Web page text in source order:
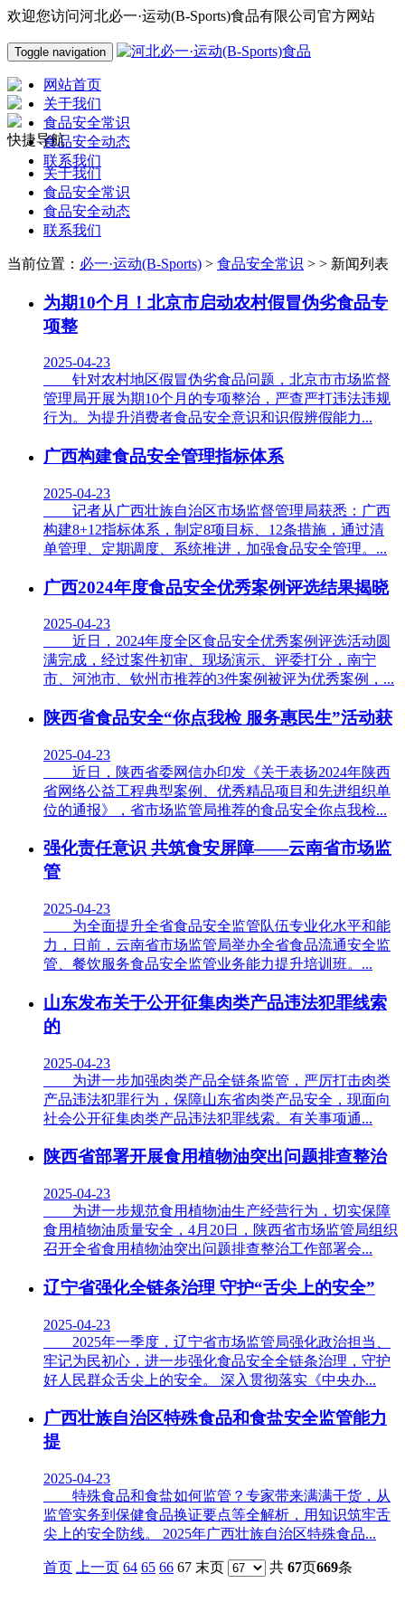
欢迎您访问河北必一·运动(B-Sports)食品有限公司官方网站
Toggle navigation
网站首页
关于我们
食品安全常识
食品安全动态
联系我们
快捷导航
关于我们
食品安全常识
食品安全动态
联系我们
当前位置： 必一·运动(B-Sports) > 食品安全常识 > > 新闻列表
为期10个月！北京市启动农村假冒伪劣食品专
项整
2025-04-23
针对农村地区假冒伪劣食品问题，北京市市场监督
管理局开展为期10个月的专项整治，严查严打违法违规
行为。为提升消费者食品安全意识和识假辨假能力...
广西构建食品安全管理指标体系
2025-04-23
记者从广西壮族自治区市场监督管理局获悉：广西
构建8+12指标体系，制定8项目标、12条措施，通过清
单管理、定期调度、系统推进，加强食品安全管理。...
广西2024年度食品安全优秀案例评选结果揭晓
2025-04-23
近日，2024年度全区食品安全优秀案例评选活动圆
满完成，经过案件初审、现场演示、评委打分，南宁
市、河池市、钦州市推荐的3件案例被评为优秀案例，...
陕西省食品安全“你点我检 服务惠民生”活动获
2025-04-23
近日，陕西省委网信办印发《关于表扬2024年陕西
省网络公益工程典型案例、优秀精品项目和先进组织单
位的通报》，省市场监管局推荐的食品安全你点我检...
强化责任意识 共筑食安屏障——云南省市场监
管
2025-04-23
为全面提升全省食品安全监管队伍专业化水平和能
力，日前，云南省市场监管局举办全省食品流通安全监
管、餐饮服务食品安全监管业务能力提升培训班。...
山东发布关于公开征集肉类产品违法犯罪线索
的
2025-04-23
为进一步加强肉类产品全链条监管，严厉打击肉类
产品违法犯罪行为，保障山东省肉类产品安全，现面向
社会公开征集肉类产品违法犯罪线索。有关事项通...
陕西省部署开展食用植物油突出问题排查整治
2025-04-23
为进一步规范食用植物油生产经营行为，切实保障
食用植物油质量安全，4月20日，陕西省市场监管局组织
召开全省食用植物油突出问题排查整治工作部署会...
辽宁省强化全链条治理 守护“舌尖上的安全”
2025-04-23
2025年一季度，辽宁省市场监管局强化政治担当、
牢记为民初心，进一步强化食品安全全链条治理，守护
好人民群众舌尖上的安全。 深入贯彻落实《中央办...
广西壮族自治区特殊食品和食盐安全监管能力
提
2025-04-23
特殊食品和食盐如何监管？专家带来满满干货，从
监管实务到保健食品换证要点等全解析，用知识筑牢舌
尖上的安全防线。 2025年广西壮族自治区特殊食品...
首页 上一页 64 65 66 67 末页 共 67页669条